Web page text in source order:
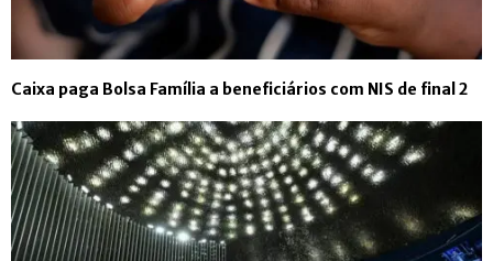
Caixa paga Bolsa Família a beneficiários com NIS de final 2